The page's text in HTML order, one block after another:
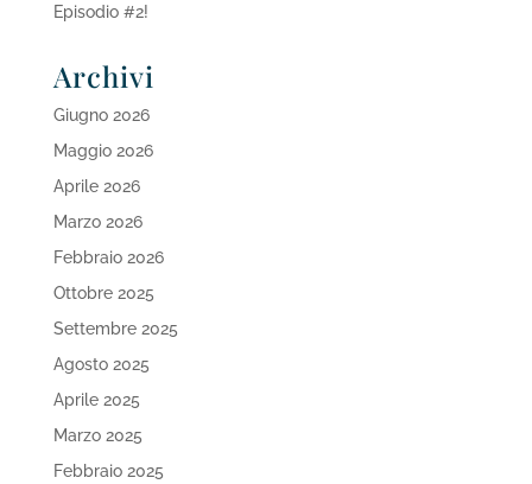
Episodio #2!
Archivi
Giugno 2026
Maggio 2026
Aprile 2026
Marzo 2026
Febbraio 2026
Ottobre 2025
Settembre 2025
Agosto 2025
Aprile 2025
Marzo 2025
Febbraio 2025